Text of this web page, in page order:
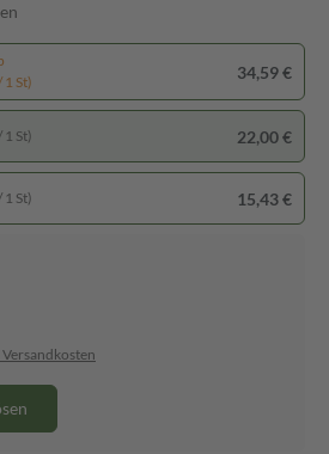
1 St)
34,59 €
1 St) 22,00 €
1 St) 15,43 €
Versandkosten